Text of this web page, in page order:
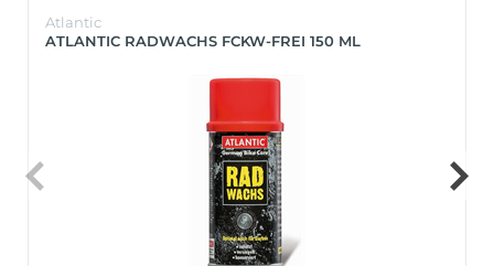
Atlantic
ATLANTIC RADWACHS FCKW-FREI 150 ML